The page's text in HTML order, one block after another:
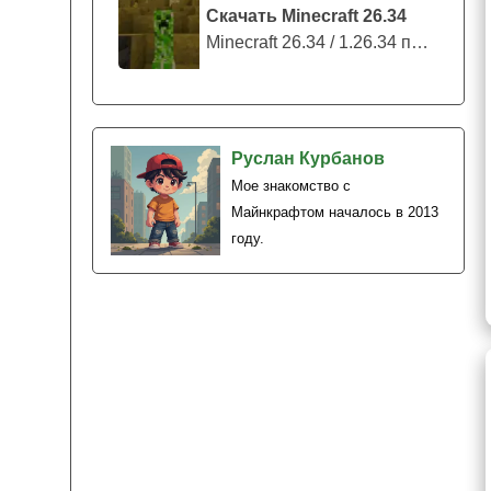
Скачать Minecraft 26.34
Minecraft 26.34 / 1.26.34 представляе...
Руслан Курбанов
Мое знакомство с
Майнкрафтом началось в 2013
году.